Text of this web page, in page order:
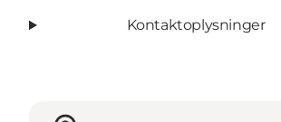
Kontaktoplysninger